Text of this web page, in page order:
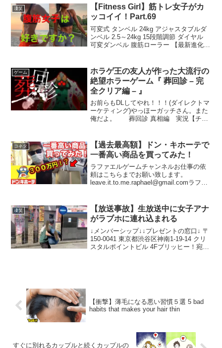
た）ファンクラブ会員登録はこちら↓ラフ
ァエルクッ...
凄笑
【Fitness Girl】筋トレ女子がカ
ッコイイ！Part.69
可変式 タンベル 24kg アジャスタブルダ
ンベル 2.5～24kg 15段階調節 ダイヤル
可変ダンベル 腹筋ローラー 【最新進化
鶏のジューシーロースト ノー...
ゲーム
ホラゲ王の友人が作った大流行の
絶望ホラーゲーム『 葬回診 – 完
全クリア編 – 』
お前らもDLしてやれ！！！(ダイレクトマ
ーケティング)やっほーガッチさん。また
俺だよ。 葬回診 真相編 実況【チャ
回診】◆iOS版：◆Android版：◆公式サ
イト：...
コネタ
【過去最高額】ドン・キホーテで
一番高い商品を買ってみた！
ラファエルゲームチャンネルお仕事の依
頼はこちらまでお願い致します。
leave.it.to.me.raphael@gmail.comラファ
ネル ・インスタグラム・新ツイ...
凄笑
【放送事故】生放送中に女子アナ
がラブホに連れ込まれる
↓メンバーシップ↓↓プレゼントの窓口↓ 〒
150-0041 東京都渋谷区神南1-19-14 クリ
スタルポイントビル 4Fブリッヒー！宛こ
【衝撃】薄毛になる悪い習慣５選 5 bad
habits that makes your hair thin
すぐに別れるカップルと続くカップルの